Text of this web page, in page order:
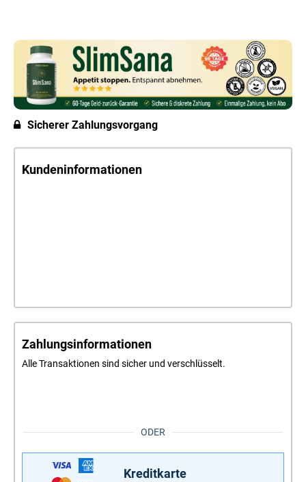
Sicherer Zahlungsvorgang
Kundeninformationen
Zahlungsinformationen
Alle Transaktionen sind sicher und verschlüsselt.
ODER
Kreditkarte